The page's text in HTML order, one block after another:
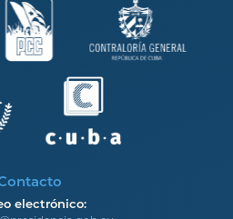
electrónico: